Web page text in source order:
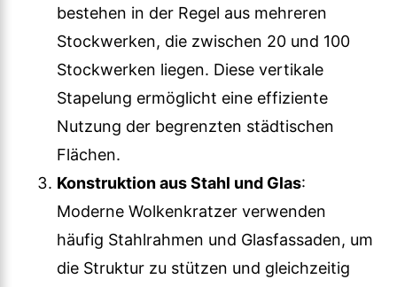
bestehen in der Regel aus mehreren
Stockwerken, die zwischen 20 und 100
Stockwerken liegen. Diese vertikale
Stapelung ermöglicht eine effiziente
Nutzung der begrenzten städtischen
Flächen.
Konstruktion aus Stahl und Glas:
Moderne Wolkenkratzer verwenden
häufig Stahlrahmen und Glasfassaden, um
die Struktur zu stützen und gleichzeitig